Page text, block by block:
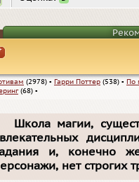
(2978) ▪ Гарри Поттер (538) ▪ По
(68) ▪
Школа магии,
и, конечно
нет строгих